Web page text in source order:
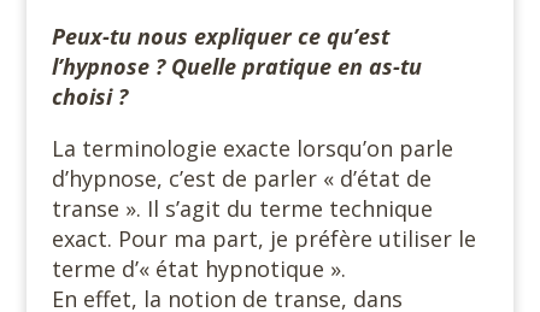
Peux-tu nous expliquer ce qu’est
l’hypnose ? Quelle pratique en as-tu
choisi ?
La terminologie exacte lorsqu’on parle
d’hypnose, c’est de parler « d’état de
transe ». Il s’agit du terme technique
exact. Pour ma part, je préfère utiliser le
terme d’« état hypnotique ».
En effet, la notion de transe, dans